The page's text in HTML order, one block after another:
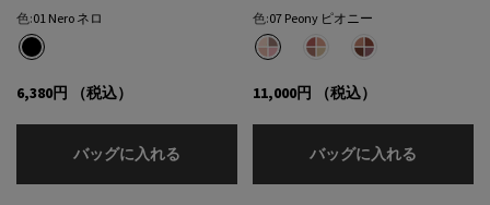
色:01 Nero ネロ
1色
選択済み
01 Nero ネロ のカラー スコープ ラッシュ エクステンディング ボリューム マスカ
6,380円 （税込）
バッグに入れる スコープ ラッシュ エクステンディング ボ
色:07 Peony ピオニー
色を選択してください
選択済み
07 Peony ピオニー のカラー ダイメン
選択済み
08 Pansy パンジー のカラー
選択済み
09 Primula プリムラ
11,000円 （税込）
バッグに入れる